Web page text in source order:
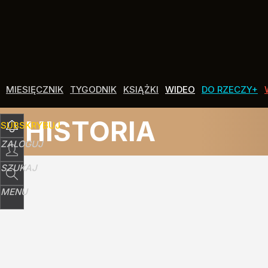
MIESIĘCZNIK TYGODNIK KSIĄŻKI WIDEO DO RZECZY+
SUBSKRYBUJ
ZALOGUJ
SZUKAJ
MENU
HISTORIA